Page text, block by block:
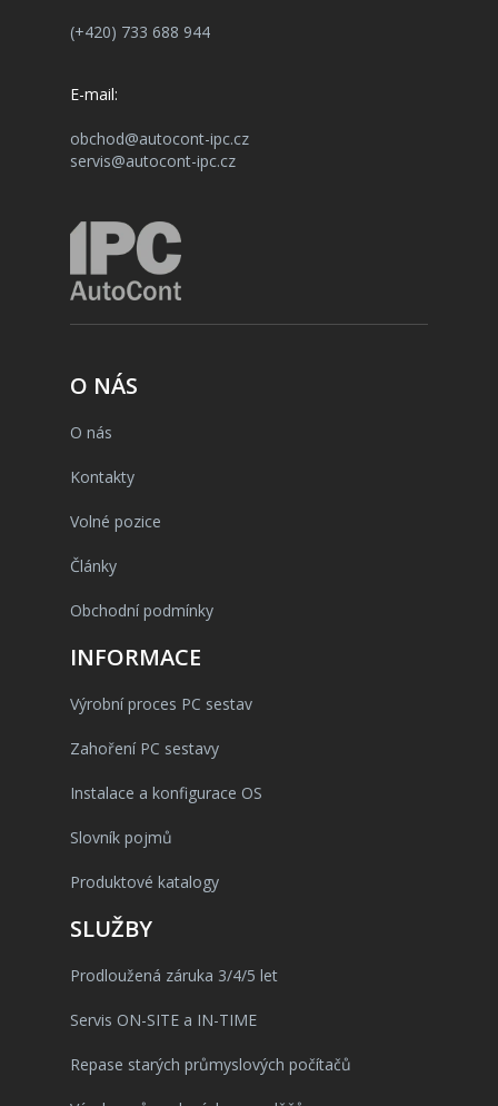
(+420) 733 688 944
E-mail:
obchod@autocont-ipc.cz
servis@autocont-ipc.cz
O NÁS
O nás
Kontakty
Volné pozice
Články
Obchodní podmínky
INFORMACE
Výrobní proces PC sestav
Zahoření PC sestavy
Instalace a konfigurace OS
Slovník pojmů
Produktové katalogy
SLUŽBY
Prodloužená záruka 3/4/5 let
Servis ON-SITE a IN-TIME
Repase starých průmyslových počítačů